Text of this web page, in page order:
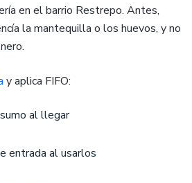
en el barrio Restrepo. Antes,
la mantequilla o los huevos, y no
y aplica FIFO:
al llegar
entrada al usarlos